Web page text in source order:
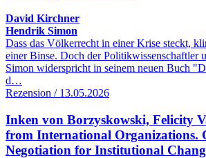
David Kirchner
Hendrik Simon
Dass das Völkerrecht in einer Krise steckt,
einer Binse. Doch der Politikwissenschaftler
Simon widerspricht in seinem neuen Buch
d…
Rezension / 13.05.2026
Inken von Borzyskowski, Felicity
from International Organizations.
Negotiation for Institutional